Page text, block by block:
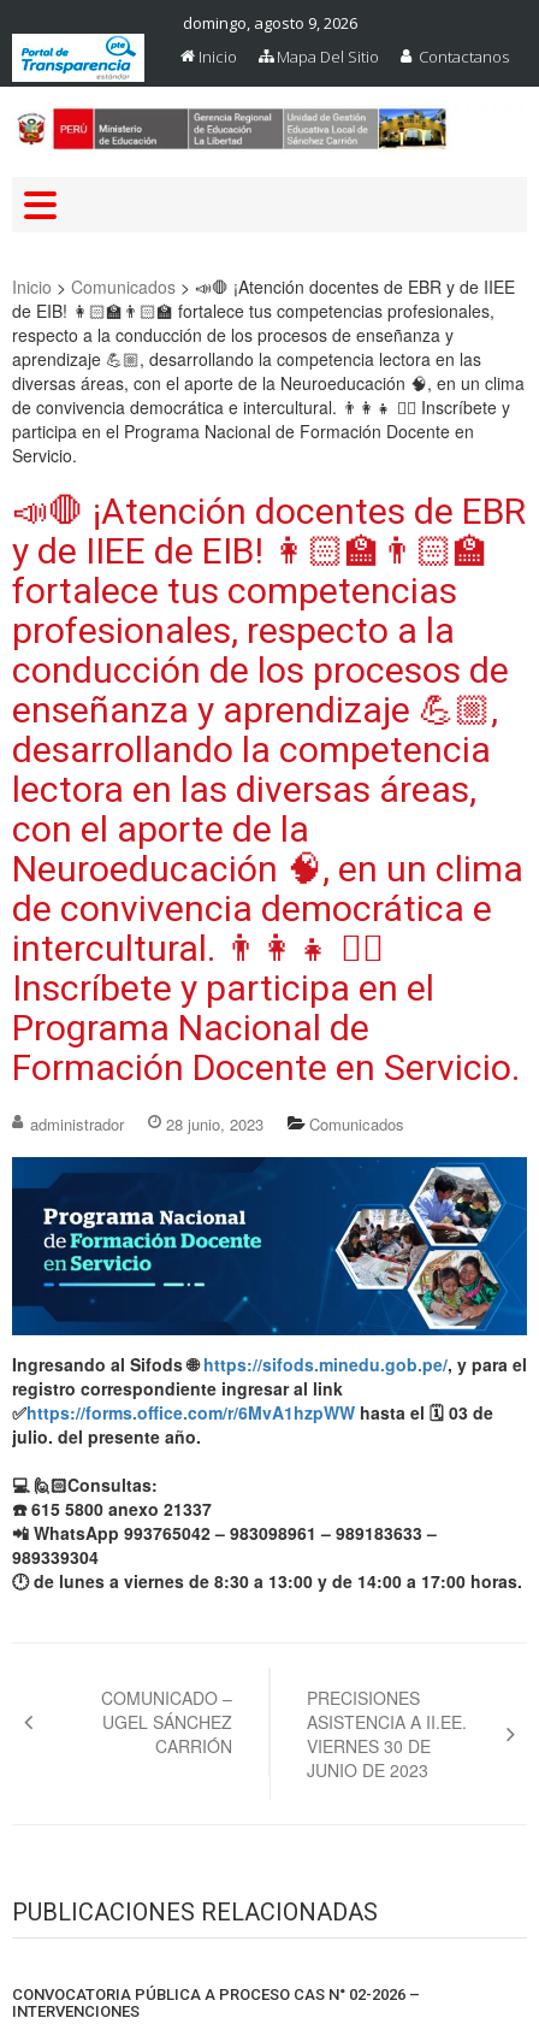
domingo, agosto 9, 2026
Inicio
Mapa Del Sitio Contactanos
Inicio > Comunicados > 📣🛑 ¡Atención docentes de EBR y de IIEE
de EIB! 👩🏻‍🏫👨🏻‍🏫 fortalece tus competencias profesionales,
respecto a la conducción de los procesos de enseñanza y
aprendizaje 💪🏼, desarrollando la competencia lectora en las
diversas áreas, con el aporte de la Neuroeducación 🧠, en un clima
de convivencia democrática e intercultural. 👨‍👩‍👧 👉🏼 Inscríbete y
participa en el Programa Nacional de Formación Docente en
Servicio.
📣🛑 ¡Atención docentes de EBR
y de IIEE de EIB! 👩🏻‍🏫👨🏻‍🏫
fortalece tus competencias
profesionales, respecto a la
conducción de los procesos de
enseñanza y aprendizaje 💪🏼,
desarrollando la competencia
lectora en las diversas áreas,
con el aporte de la
Neuroeducación 🧠, en un clima
de convivencia democrática e
intercultural. 👨‍👩‍👧 👉🏼
Inscríbete y participa en el
Programa Nacional de
Formación Docente en Servicio.
administrador 28 junio, 2023 Comunicados
Ingresando al Sifods 🌐https://sifods.minedu.gob.pe/, y para el
registro correspondiente ingresar al link
✅https://forms.office.com/r/6MvA1hzpWW hasta el 🗓️ 03 de
julio. del presente año.
💻 🙋🏻Consultas:
☎️ 615 5800 anexo 21337
📲 WhatsApp 993765042 – 983098961 – 989183633 –
989339304
🕛 de lunes a viernes de 8:30 a 13:00 y de 14:00 a 17:00 horas.
entradas
COMUNICADO –
UGEL SÁNCHEZ
CARRIÓN
PRECISIONES
ASISTENCIA A II.EE.
VIERNES 30 DE
JUNIO DE 2023
PUBLICACIONES RELACIONADAS
CONVOCATORIA PÚBLICA A PROCESO CAS N° 02-2026 –
INTERVENCIONES